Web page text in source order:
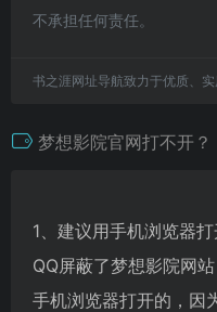
不承担任何责任。
书之涯网址导航致力于优质、
梦想影院官网打不开？
1、建议用手机浏览器
QQ屏蔽了梦想影院网
手机浏览器打开的，因